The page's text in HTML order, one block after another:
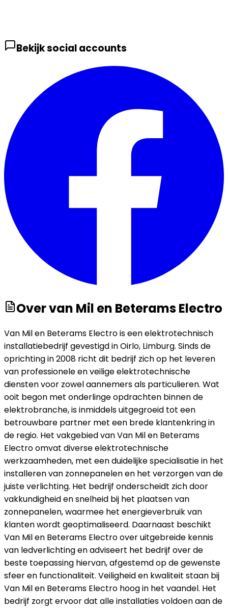
Bekijk social accounts
Overvan Mil en Beterams Electro
Van Mil en Beterams Electro is een elektrotechnisch
installatiebedrijf gevestigd in Oirlo, Limburg. Sinds de
oprichting in 2008 richt dit bedrijf zich op het leveren
van professionele en veilige elektrotechnische
diensten voor zowel aannemers als particulieren. Wat
ooit begon met onderlinge opdrachten binnen de
elektrobranche, is inmiddels uitgegroeid tot een
betrouwbare partner met een brede klantenkring in
de regio. Het vakgebied van Van Mil en Beterams
Electro omvat diverse elektrotechnische
werkzaamheden, met een duidelijke specialisatie in het
installeren van zonnepanelen en het verzorgen van de
juiste verlichting. Het bedrijf onderscheidt zich door
vakkundigheid en snelheid bij het plaatsen van
zonnepanelen, waarmee het energieverbruik van
klanten wordt geoptimaliseerd. Daarnaast beschikt
Van Mil en Beterams Electro over uitgebreide kennis
van ledverlichting en adviseert het bedrijf over de
beste toepassing hiervan, afgestemd op de gewenste
sfeer en functionaliteit. Veiligheid en kwaliteit staan bij
Van Mil en Beterams Electro hoog in het vaandel. Het
bedrijf zorgt ervoor dat alle installaties voldoen aan de